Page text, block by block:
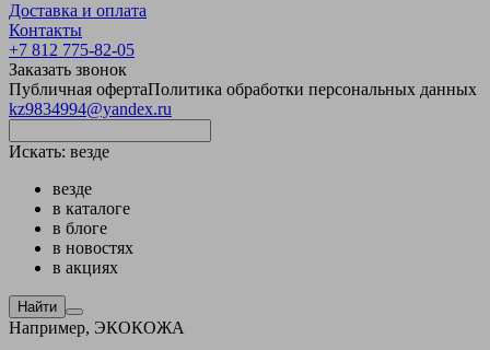
Доставка и оплата
Контакты
+7 812 775-82-05
Заказать звонок
Публичная офертаПолитика обработки персональных данных
kz9834994@yandex.ru
Искать: везде
везде
в каталоге
в блоге
в новостях
в акциях
Найти
Например, ЭКОКОЖА